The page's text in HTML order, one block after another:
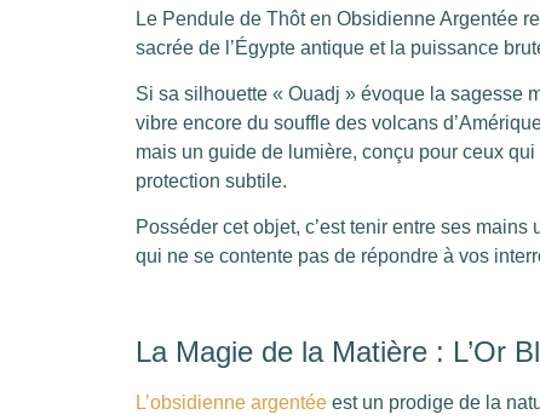
Le Pendule de Thôt en Obsidienne Argentée
sacrée de l’Égypte antique et la puissance
Si sa silhouette « Ouadj » évoque la sagesse
vibre encore du souffle des volcans
mais un guide de lumière, conçu pour ceux
protection subtile.
Posséder cet objet, c’est tenir entre ses
qui ne se contente pas de répondre à vos
La Magie de la Matière : L’Or
L’obsidienne argentée est un prodige de la